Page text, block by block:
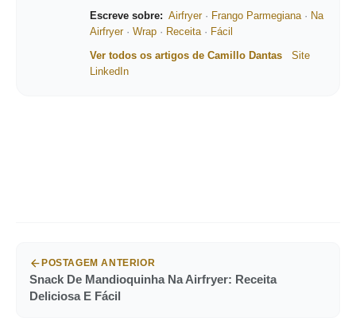
Escreve sobre: Airfryer· Frango Parmegiana· Na
Airfryer· Wrap · Receita· Fácil
Ver todos os artigos de Camillo Dantas
Site
LinkedIn
POSTAGEM ANTERIOR
Snack De Mandioquinha Na Airfryer: Receita
Deliciosa E Fácil